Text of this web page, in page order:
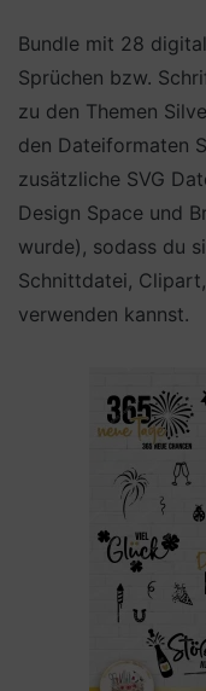
Bundle mit 28
Sprüchen bzw.
zu den Themen
den Dateiformaten
zusätzliche SVG
Design Space und
wurde), sodass du
Schnittdatei,
verwenden kannst.